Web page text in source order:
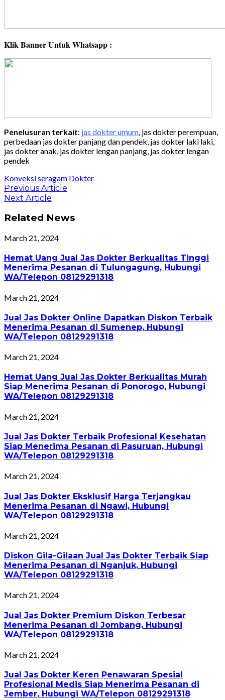
Klik Banner Untuk Whatsapp :
Penelusuran terkait: jas dokter umum jas dokterperempuan,
perbedaan jas dokterpanjang dan pendek, jas dokter laki laki,
jas dokteranak, jas dokter lengan panjang, jas dokter lengan
pendek
Konveksi seragam Dokter
Post
navigation
Previous Article
Next Article
Related News
March 21, 2024
Hemat Uang Jual Jas Dokter Berkualitas Tinggi
Menerima Pesanan di Tulungagung, Hubungi
WA/Telepon 08129291318
March 21, 2024
Jual Jas Dokter Online Dapatkan Diskon Terbaik
Menerima Pesanan di Sumenep, Hubungi
WA/Telepon 08129291318
March 21, 2024
Hemat Uang Jual Jas Dokter Berkualitas Murah
Siap Menerima Pesanan di Ponorogo, Hubungi
WA/Telepon 08129291318
March 21, 2024
Jual Jas Dokter Terbaik Profesional Kesehatan
Siap Menerima Pesanan di Pasuruan, Hubungi
WA/Telepon 08129291318
March 21, 2024
Jual Jas Dokter Eksklusif Harga Terjangkau
Menerima Pesanan di Ngawi, Hubungi
WA/Telepon 08129291318
March 21, 2024
Diskon Gila-Gilaan Jual Jas Dokter Terbaik Siap
Menerima Pesanan di Nganjuk, Hubungi
WA/Telepon 08129291318
March 21, 2024
Jual Jas Dokter Premium Diskon Terbesar
Menerima Pesanan di Jombang, Hubungi
WA/Telepon 08129291318
March 21, 2024
Jual Jas Dokter Keren Penawaran Spesial
Profesional Medis Siap Menerima Pesanan di
Jember, Hubungi WA/Telepon 08129291318